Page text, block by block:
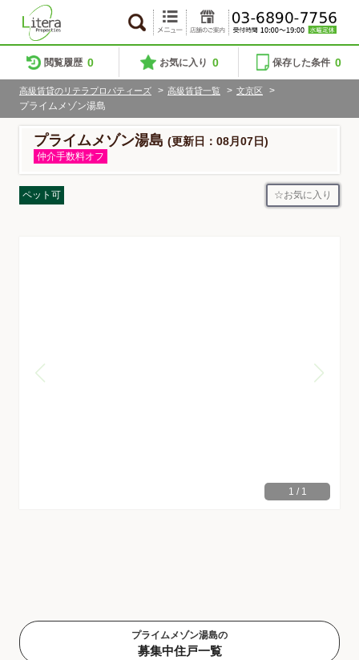
閲覧履歴 0 お気に入り 0 保存した条件 0
高級賃貸のリテラプロパティーズ > 高級賃貸一覧 > 文京区
>
プライムメゾン湯島
プライムメゾン湯島 (更新日：08月07日)
仲介手数料オフ
ペット可 お気に入り
1 / 1
プライムメゾン湯島の
募集中住戸一覧